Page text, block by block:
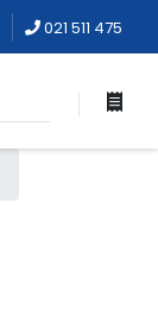
021 511 475